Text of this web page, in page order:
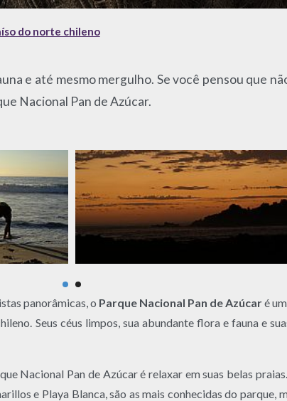
do norte chileno
e até mesmo mergulho. Se você pensou que
Nacional Pan de Azúcar.
panorâmicas, o Parque Nacional Pan de Azúcaré
Seus céus limpos, sua abundante flora e fauna e
Nacional Pan de Azúcar é relaxar em suas belas
e Playa Blanca, são as mais conhecidas do parque,